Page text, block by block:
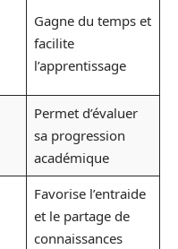
Gagne du temps et
facilite
l’apprentissage
Permet d’évaluer
sa progression
académique
Favorise l’entraide
et le partage de
connaissances